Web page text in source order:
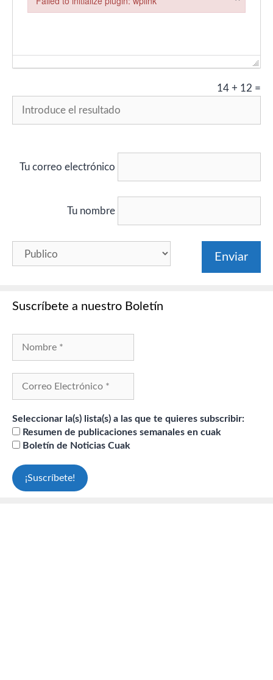
14 + 12 =
Tu correo electrónico
Tu nombre
Suscríbete a nuestro Boletín
Seleccionar la(s) lista(s) a las que te quieres subscribir:
Resumen de publicaciones semanales en cuak
Boletín de Noticias Cuak
Failed to initialize plugin: wplink